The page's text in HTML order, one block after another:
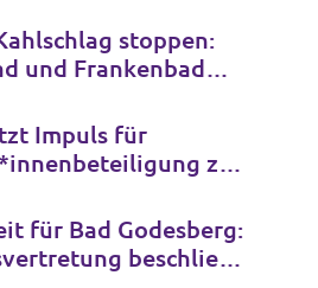
stoppen:
Impuls für
zur
für Bad Godesberg:
beschließt